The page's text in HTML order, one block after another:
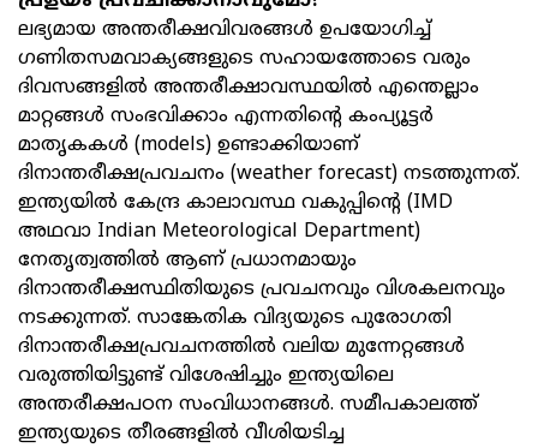
ലഭ്യമായ അന്തരീക്ഷവിവരങ്ങൾ ഉപയോഗിച്ച്
ഗണിതസമവാക്യങ്ങളുടെ സഹായത്തോടെ വരും
ദിവസങ്ങളിൽ അന്തരീക്ഷാവസ്ഥയിൽ എന്തെല്ലാം
മാറ്റങ്ങൾ സംഭവിക്കാം എന്നതിന്റെ കംപ്യൂട്ടർ
മാതൃകകൾ (models) ഉണ്ടാക്കിയാണ്
ദിനാന്തരീക്ഷപ്രവചനം (weather forecast) നടത്തുന്നത്.
ഇന്ത്യയിൽ കേന്ദ്ര കാലാവസ്ഥ വകുപ്പിന്റെ (IMD
അഥവാ Indian Meteorological Department)
നേതൃത്വത്തിൽ ആണ് പ്രധാനമായും
ദിനാന്തരീക്ഷസ്ഥിതിയുടെ പ്രവചനവും വിശകലനവും
നടക്കുന്നത്. സാങ്കേതിക വിദ്യയുടെ പുരോഗതി
ദിനാന്തരീക്ഷപ്രവചനത്തിൽ വലിയ മുന്നേറ്റങ്ങൾ
വരുത്തിയിട്ടുണ്ട് വിശേഷിച്ചും ഇന്ത്യയിലെ
അന്തരീക്ഷപഠന സംവിധാനങ്ങൾ. സമീപകാലത്ത്
ഇന്ത്യയുടെ തീരങ്ങളിൽ വീശിയടിച്ച